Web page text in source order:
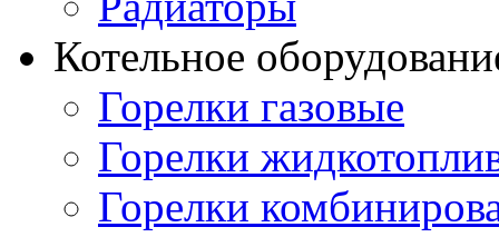
Котельное
Горелки газовые
Горелки
Горелки